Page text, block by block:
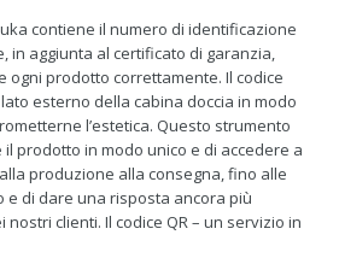
contiene il numero di identificazione
in aggiunta al certificato di garanzia,
ogni prodotto correttamente. Il codice
esterno della cabina doccia in modo
l’estetica. Questo strumento
il prodotto in modo unico e di accedere a
produzione alla consegna, fino alle
e di dare una risposta ancora più
clienti. Il codice QR – un servizio in